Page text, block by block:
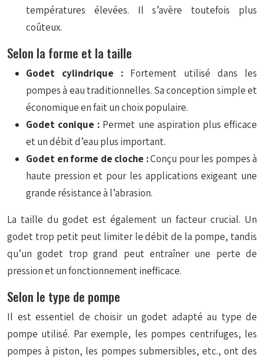
températures élevées. Il s’avère toutefois plus
coûteux.
Selon la forme et la taille
Godet cylindrique : Fortement utilisé dans les
pompes à eau traditionnelles. Sa conception simple et
économique en fait un choix populaire.
Godet conique : Permet une aspiration plus efficace
et un débit d’eau plus important.
Godet en forme de cloche :Conçu pour les pompes à
haute pression et pour les applications exigeant une
grande résistance à l’abrasion.
La taille du godet est également un facteur crucial. Un
godet trop petit peut limiter le débit de la pompe, tandis
qu’un godet trop grand peut entraîner une perte de
pression et un fonctionnement inefficace.
Selon le type de pompe
Il est essentiel de choisir un godet adapté au type de
pompe utilisé. Par exemple, les pompes centrifuges, les
pompes à piston, les pompes submersibles, etc., ont des